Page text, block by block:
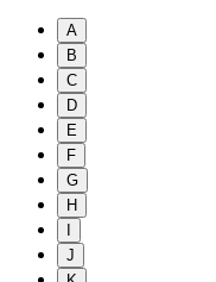
A
B
C
D
E
F
G
H
J